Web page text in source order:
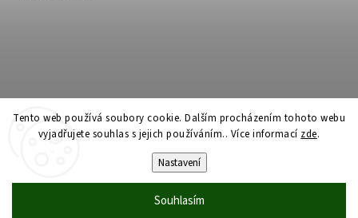
Tento web používá soubory cookie. Dalším procházením tohoto webu
vyjadřujete souhlas s jejich používáním.. Více informací zde.
Nastavení
Souhlasím
Professor Onyx. Všechna práva vyhrazena.